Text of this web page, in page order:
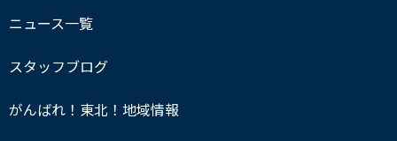
ニュース一覧
スタッフブログ
がんばれ！東北！地域情報